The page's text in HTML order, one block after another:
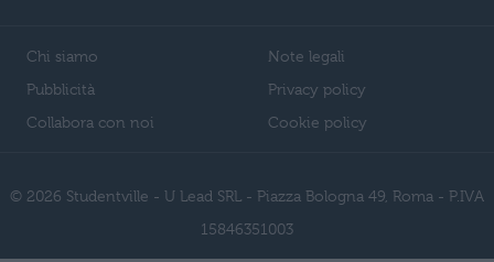
Chi siamo
Pubblicità
Collabora con noi
Note legali
Privacy policy
Cookie policy
© 2026 Studentville - U Lead SRL - Piazza Bologna 49, Roma - P.IVA
15846351003